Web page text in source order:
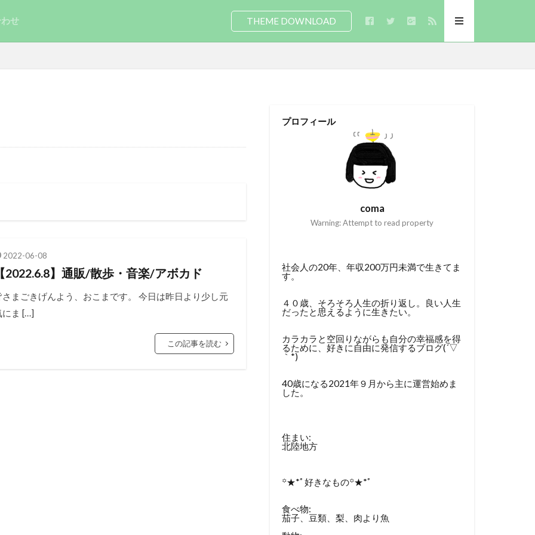
せ THEME DOWNLOAD
2022-06-08
2022.6.8】通販/散歩・音楽/アボカド
さまごきげんよう、おこまです。 今日は昨日より少し元
にま […]
この記事を読む
プロフィール
coma
Warning: Attempt to read property
社会人の20年、年収200万円未満で生きてま
す。
４０歳、そろそろ人生の折り返し。良い人生
だったと思えるように生きたい。
カラカラと空回りながらも自分の幸福感を得
るために、好きに自由に発信するブログ(´▽
｀*)
40歳になる2021年９月から主に運営始めま
した。
住まい:
北陸地方
꙳★*ﾟ好きなもの꙳★*ﾟ
食べ物:
茄子、豆類、梨、肉より魚